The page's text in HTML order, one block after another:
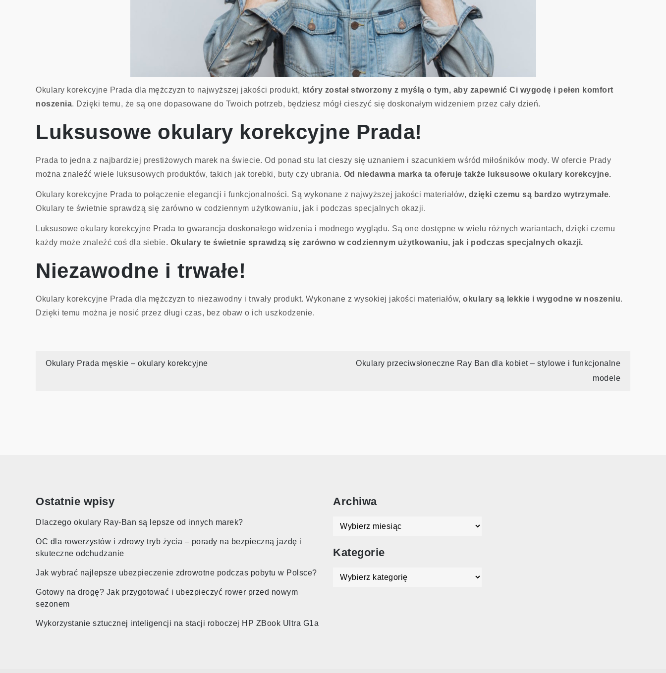
Okulary korekcyjne Prada dla mężczyzn to najwyższej jakości produkt, który został stworzony z myślą o tym, aby zapewnić Ci wygodę i pełen komfort
noszenia. Dzięki temu, że są one dopasowane do Twoich potrzeb, będziesz mógł cieszyć się doskonałym widzeniem przez cały dzień.
Luksusowe okulary korekcyjne Prada!
Prada to jedna z najbardziej prestiżowych marek na świecie. Od ponad stu lat cieszy się uznaniem i szacunkiem wśród miłośników mody. W ofercie Prady
można znaleźć wiele luksusowych produktów, takich jak torebki, buty czy ubrania. Od niedawna marka ta oferuje także luksusowe okulary korekcyjne.
Okulary korekcyjne Prada to połączenie elegancji i funkcjonalności. Są wykonane z najwyższej jakości materiałów, dzięki czemu są bardzo wytrzymałe.
Okulary te świetnie sprawdzą się zarówno w codziennym użytkowaniu, jak i podczas specjalnych okazji.
Luksusowe okulary korekcyjne Prada to gwarancja doskonałego widzenia i modnego wyglądu. Są one dostępne w wielu różnych wariantach, dzięki czemu
każdy może znaleźć coś dla siebie. Okulary te świetnie sprawdzą się zarówno w codziennym użytkowaniu, jak i podczas specjalnych okazji.
Niezawodne i trwałe!
Okulary korekcyjne Prada dla mężczyzn to niezawodny i trwały produkt. Wykonane z wysokiej jakości materiałów, okulary są lekkie i wygodne w noszeniu.
Dzięki temu można je nosić przez długi czas, bez obaw o ich uszkodzenie.
Nawigacja
Okulary Prada męskie – okulary korekcyjne
Okulary przeciwsłoneczne Ray Ban dla kobiet – stylowe i funkcjonalne
modele
Ostatnie wpisy
Dlaczego okulary Ray-Ban są lepsze od innych marek?
OC dla rowerzystów i zdrowy tryb życia – porady na bezpieczną jazdę i
skuteczne odchudzanie
Jak wybrać najlepsze ubezpieczenie zdrowotne podczas pobytu w Polsce?
Gotowy na drogę? Jak przygotować i ubezpieczyć rower przed nowym
sezonem
Wykorzystanie sztucznej inteligencji na stacji roboczej HP ZBook Ultra G1a
Archiwa
Archiwa
Kategorie
Kategorie